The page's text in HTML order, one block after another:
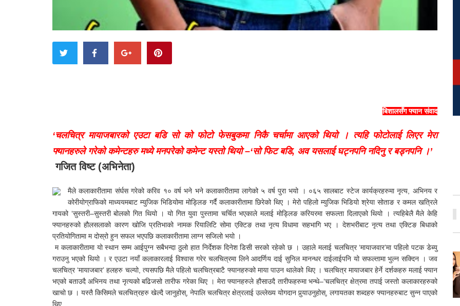
बिशालसँग फ्यान संवाद
‘चलचित्र मायाजबारको एउटा बडि सो को फोटो फेसबुकमा निकै चर्चामा आएको थियो । त्यहि फोटोलाई लिएर मेरा
फ्यानहरुले गरेको कमेन्टहरु मध्ये मनपरेको कमेन्ट यस्तो थियो –‘सो फिट बडि, अव यसलाई घट्नपनि नदिनु र बड्नपनि ।’
गजित विष्ट (अभिनेता)
मैले कलाकारीतामा संर्घस गरेको करिव १० वर्ष भने भने कलाकारीतामा लागेको ५ वर्ष पुरा भयो । ०६५ सालबाट स्टेज कार्यक्रहरुमा नृत्य, अभिनय र
कोरीयोग्राफिको माध्ययमबाट म्युजिक भिडियोमा मोड्लिङ गर्दै कलाकारीतामा छिरेको थिए । मेरो पहिलो म्युजिक भिडियो श्रेया सोताङ र कमल खत्रिले
गायको ‘सुस्तरी–सुस्तरी बोलको गित थियो । यो गित युवा पुस्तामा चर्चित भएकाले मलाई मोड्लिङ करियरमा सफल्ता दिलाएको थियो । त्यहिबेलै मैले केहि
फ्यानहरुको हौलसलाको कारण खोजि प्रतिभाको नामक रियालिटि सोमा एक्टिङ तथा नृत्य विधामा सहभागि भए । देशभरीबाट नृत्य तथा एक्टिङ बिधाको
प्रतियोगितामा म दोस्रो हुन सफल भएपछि कलाकारीतामा लाग्न सजिलो भयो ।
म कलाकारीतामा यो स्थान सम्म आईपुग्न सबैभन्दा ठुलो हात निर्देशक दिनेश डिसी सरको रहेको छ । उहाले मलाई चलचित्र ‘मायाजवार’मा पहिलो पटक डेब्यु
गराउनु भएको थियो । र एउटा नयाँ कलाकारलाई विश्वास गरेर चलचित्रमा लिने आदर्णिय दाई सुनिल मानन्धर दाईलाईपनि यो सफल्तामा भुल्न सक्दिन । जव
चलचित्र ‘मायाजबार’ हलहरु चल्यो, त्यसपछि मैले पहिलो चलचित्रबाटै फ्यानहरुको माया पाउन थालेको थिए । चलचित्र मायाजबार हेर्ने दर्शकहरु मलाई फ्यान
भएको बताउदै अभिनय तथा नृत्यको बढिजसो तारीफ गरेका थिए । मेरा फ्यानहरुले हौसाउदै तारीफहरुमा भन्थे–‘चलचित्र क्षेत्रमा तपाई जस्तो कलाकारहरुको
खाचो छ । यस्तै किसिमले चलचित्रहरु खेल्दै जानुहोस्, नेपालि चलचित्र क्षेत्रलाई उल्लेख्य योगदान पुर्‍याउनुहोस्, लगायतका शब्दहरु फ्यानहरुबाट सुन्न पाएको
थिए